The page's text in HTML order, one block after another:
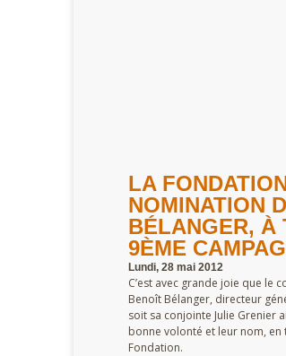
LA
NOMINATION
BÉLANGER, À
9ÈME
Lundi, 28 mai 2012
C’est avec grande joie que le
Benoît Bélanger, directeur
soit sa conjointe Julie Grenier
bonne volonté et leur nom, en
Fondation.